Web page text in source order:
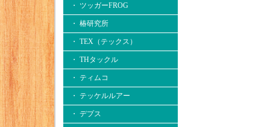
・ ツッガーFROG
・ 椿研究所
・ TEX（テックス）
・ THタックル
・ ティムコ
・ テッケルルアー
・ デプス